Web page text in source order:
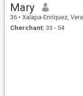
Mary
36 • Xalapa-Enríquez, Veracruz, Mexique
Cherchant: 33 - 54